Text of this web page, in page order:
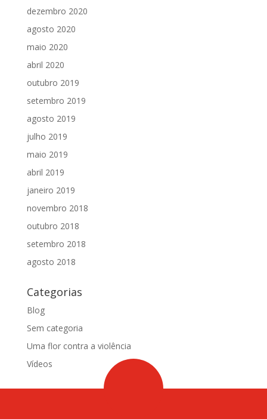
dezembro 2020
agosto 2020
maio 2020
abril 2020
outubro 2019
setembro 2019
agosto 2019
julho 2019
maio 2019
abril 2019
janeiro 2019
novembro 2018
outubro 2018
setembro 2018
agosto 2018
Categorias
Blog
Sem categoria
Uma flor contra a violência
Vídeos